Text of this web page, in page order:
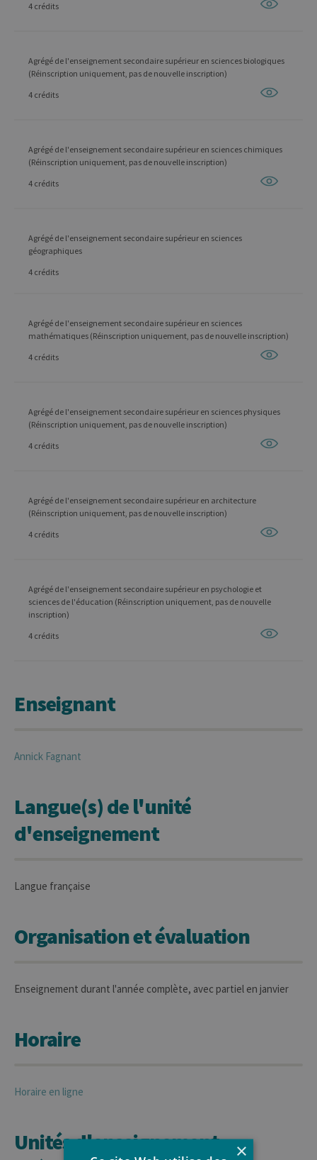
4 crédits
Agrégé de l'enseignement secondaire supérieur en sciences biologiques
(Réinscription uniquement, pas de nouvelle inscription)
4 crédits
Agrégé de l'enseignement secondaire supérieur en sciences chimiques
(Réinscription uniquement, pas de nouvelle inscription)
4 crédits
Agrégé de l'enseignement secondaire supérieur en sciences
géographiques
4 crédits
Agrégé de l'enseignement secondaire supérieur en sciences
mathématiques (Réinscription uniquement, pas de nouvelle inscription)
4 crédits
Agrégé de l'enseignement secondaire supérieur en sciences physiques
(Réinscription uniquement, pas de nouvelle inscription)
4 crédits
Agrégé de l'enseignement secondaire supérieur en architecture
(Réinscription uniquement, pas de nouvelle inscription)
4 crédits
Agrégé de l'enseignement secondaire supérieur en psychologie et
sciences de l'éducation (Réinscription uniquement, pas de nouvelle
inscription)
4 crédits
Enseignant
Annick Fagnant
Langue(s) de l'unité
d'enseignement
Langue française
Organisation et évaluation
Enseignement durant l'année complète, avec partiel en janvier
Horaire
Horaire en ligne
Unités d'enseignement
×